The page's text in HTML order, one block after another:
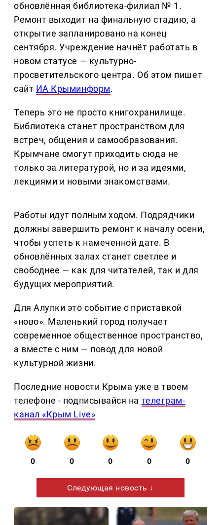
обновлённая библиотека-филиал № 1.
Ремонт выходит на финальную стадию, а
открытие запланировано на конец
сентября. Учреждение начнёт работать в
новом статусе — культурно-
просветительского центра. Об этом пишет
сайт ИА Крыминформ.
Теперь это не просто книгохранилище.
Библиотека станет пространством для
встреч, общения и самообразования.
Крымчане смогут приходить сюда не
только за литературой, но и за идеями,
лекциями и новыми знакомствами.
Работы идут полным ходом. Подрядчики
должны завершить ремонт к началу осени,
чтобы успеть к намеченной дате. В
обновлённых залах станет светлее и
свободнее — как для читателей, так и для
будущих мероприятий.
Для Алупки это событие с приставкой
«ново». Маленький город получает
современное общественное пространство,
а вместе с ним — повод для новой
культурной жизни.
Последние новости Крыма уже в твоем
телефоне - подписывайся на телеграм-
канал «Крым Live»
0 0 0 0 0
Следующая новость ↓